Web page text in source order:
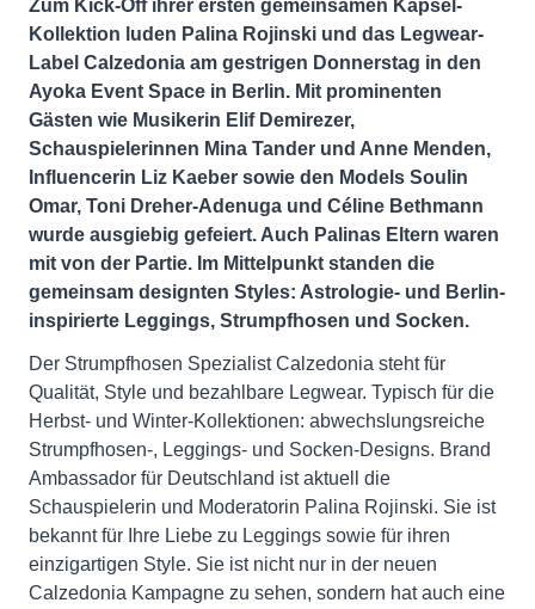
Zum Kick-Off ihrer ersten gemeinsamen Kapsel-
Kollektion luden Palina Rojinski und das Legwear-
Label Calzedonia am gestrigen Donnerstag in den
Ayoka Event Space in Berlin. Mit prominenten
Gästen wie Musikerin Elif Demirezer,
Schauspielerinnen Mina Tander und Anne Menden,
Influencerin Liz Kaeber sowie den Models Soulin
Omar, Toni Dreher-Adenuga und Céline Bethmann
wurde ausgiebig gefeiert. Auch Palinas Eltern waren
mit von der Partie. Im Mittelpunkt standen die
gemeinsam designten Styles: Astrologie- und Berlin-
inspirierte Leggings, Strumpfhosen und Socken.
Der Strumpfhosen Spezialist Calzedonia steht für
Qualität, Style und bezahlbare Legwear. Typisch für die
Herbst- und Winter-Kollektionen: abwechslungsreiche
Strumpfhosen-, Leggings- und Socken-Designs. Brand
Ambassador für Deutschland ist aktuell die
Schauspielerin und Moderatorin Palina Rojinski. Sie ist
bekannt für Ihre Liebe zu Leggings sowie für ihren
einzigartigen Style. Sie ist nicht nur in der neuen
Calzedonia Kampagne zu sehen, sondern hat auch eine